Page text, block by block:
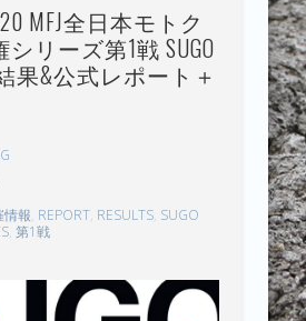
MFJ全日本モトク
リーズ第1戦 SUGO
果&公式レポート＋
情報, REPORT, RESULTS, SUGO
,第1戦